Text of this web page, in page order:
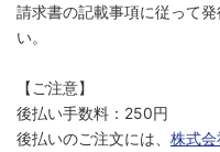
請求書の記載事項に従って
い。
【ご注意】
後払い手数料：250円
後払いのご注文には、 株式